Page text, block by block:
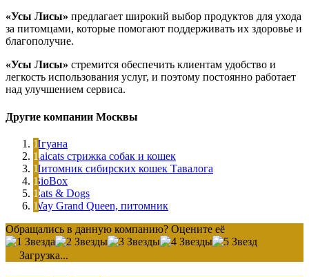
«Усы Лисы» предлагает широкий выбор продуктов для ухода
за питомцами, которые помогают поддерживать их здоровье и
благополучие.
«Усы Лисы» стремится обеспечить клиентам удобство и
легкость использования услуг, и поэтому постоянно работает
над улучшением сервиса.
Другие компании Москвы
Игуана
Laicats стрижка собак и кошек
Питомник сибирских кошек Тавалога
BioBox
Cats & Dogs
Way Grand Queen, питомник
Обращались в данную компанию? Оцените её
Загрузка...